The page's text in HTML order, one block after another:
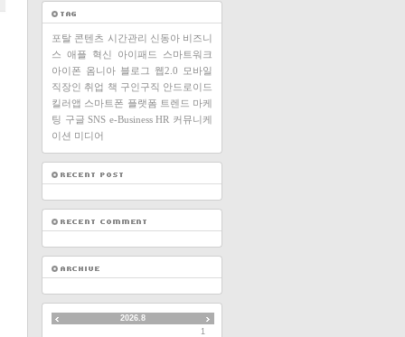
포탈 콘텐츠 시간관리 신동아 비즈니
스 애플 혁신 아이패드
스마트워크
아이폰 옴니아 블로그 웹2.0
모바일
직장인 취업 책 구인구직 안드로이드
킬러앱 스마트폰 플랫폼 트렌드 마케
팅 구글 SNS e-Business HR 커뮤니케
이션 미디어
2026.8
1